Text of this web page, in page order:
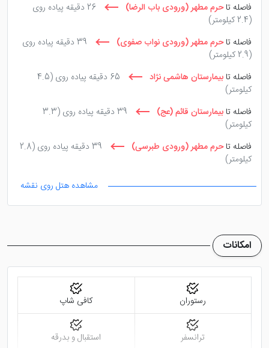
فاصله تاحرم مطهر (ورودی باب الرضا)
26 دقیقه پیاده روی
(2.4 کیلومتر)
فاصله تاحرم مطهر (ورودی نواب صفوی)
39 دقیقه پیاده روی
(2.9 کیلومتر)
فاصله تا بیمارستان هاشمی نژاد 65 دقیقه پیاده روی
(4.5
کیلومتر)
فاصله تا بیمارستان قائم (عج) 39 دقیقه پیاده روی
(3.3
کیلومتر)
فاصله تاحرم مطهر (ورودی طبرسی) 39 دقیقه پیاده روی
(2.8
کیلومتر)
(2.7
فاصله تامجتمع قضایی شهید بهشتی
کیلومتر)
مشاهده هتل روی نقشه
امکانات
رستوران کافی شاپ
ترانسفر استقبال و بدرقه